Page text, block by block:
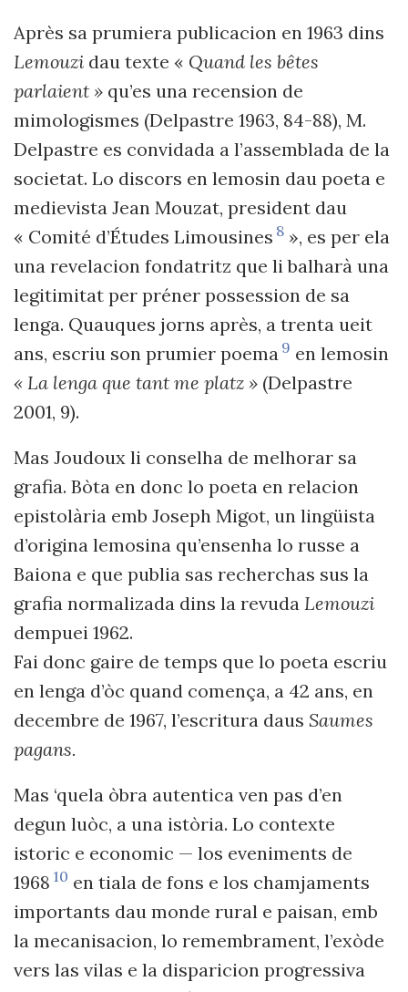
Après sa prumiera publicacion en 1963 dins
Lemouzi dau texte « Quand les bêtes
parlaient » qu’es una recension de
mimologismes (Delpastre 1963, 84-88), M.
Delpastre es convidada a l’assemblada de la
societat. Lo discors en lemosin dau poeta e
medievista Jean Mouzat, president dau
« Comité d’Études Limousines 8 », es per ela
una revelacion fondatritz que li balharà una
legitimitat per préner possession de sa
lenga. Quauques jorns après, a trenta ueit
ans, escriu son prumier poema 9 en lemosin
« La lenga que tant me platz » (Delpastre
2001, 9).
Mas Joudoux li conselha de melhorar sa
grafia. Bòta en donc lo poeta en relacion
epistolària emb Joseph Migot, un lingüista
d’origina lemosina qu’ensenha lo russe a
Baiona e que publia sas recherchas sus la
grafia normalizada dins la revuda Lemouzi
dempuei 1962.
Fai donc gaire de temps que lo poeta escriu
en lenga d’òc quand comença, a 42 ans, en
decembre de 1967, l’escritura daus Saumes
pagans.
Mas ‘quela òbra autentica ven pas d’en
degun luòc, a una istòria. Lo contexte
istoric e economic — los eveniments de
1968 10 en tiala de fons e los chamjaments
importants dau monde rural e paisan, emb
la mecanisacion, lo remembrament, l’exòde
vers las vilas e la disparicion progressiva